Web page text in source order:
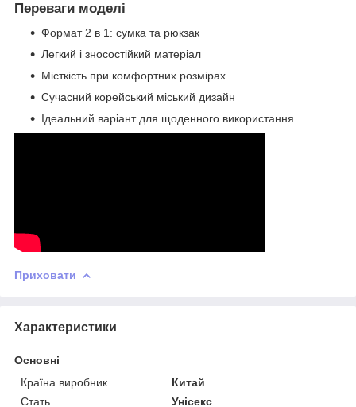
Переваги моделі
Формат 2 в 1: сумка та рюкзак
Легкий і зносостійкий матеріал
Місткість при комфортних розмірах
Сучасний корейський міський дизайн
Ідеальний варіант для щоденного використання
Приховати
Характеристики
Основні
Країна виробник
Китай
Стать
Унісекс